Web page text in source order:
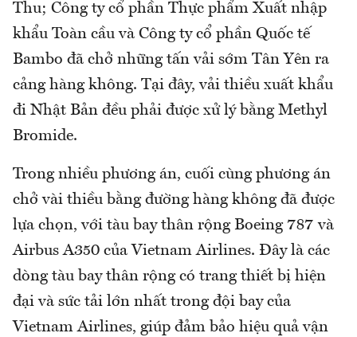
Thu; Công ty cổ phần Thực phẩm Xuất nhập
khẩu Toàn cầu và Công ty cổ phần Quốc tế
Bambo đã chở những tấn vải sớm Tân Yên ra
cảng hàng không. Tại đây, vải thiều xuất khẩu
đi Nhật Bản đều phải được xử lý bằng Methyl
Bromide.
Trong nhiều phương án, cuối cùng phương án
chở vài thiều bằng đường hàng không đã được
lựa chọn, với tàu bay thân rộng Boeing 787 và
Airbus A350 của Vietnam Airlines. Đây là các
dòng tàu bay thân rộng có trang thiết bị hiện
đại và sức tải lớn nhất trong đội bay của
Vietnam Airlines, giúp đảm bảo hiệu quả vận